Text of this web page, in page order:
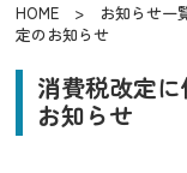
HOME > お知らせ一
定のお知らせ
消費税改定
お知らせ